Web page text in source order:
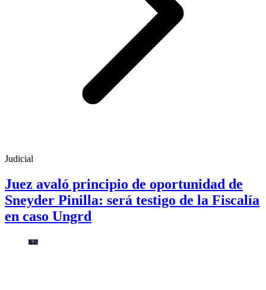
Judicial
Juez avaló principio de oportunidad de
Sneyder Pinilla: será testigo de la Fiscalía
en caso Ungrd